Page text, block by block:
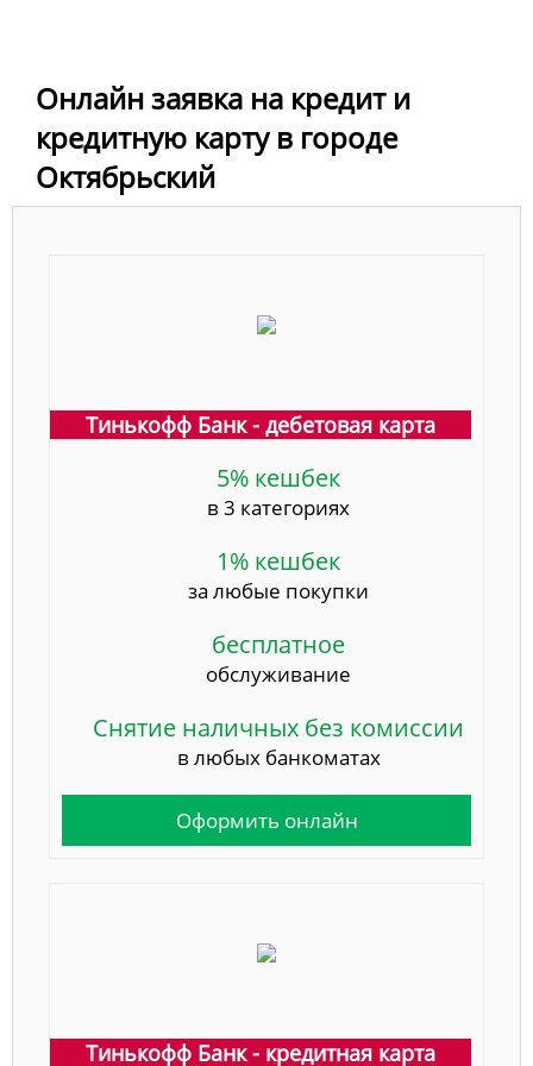
Онлайн заявка на кредит и
кредитную карту в городе
Октябрьский
Тинькофф Банк - дебетовая карта
5% кешбек
в 3 категориях
1% кешбек
за любые покупки
бесплатное
обслуживание
Снятие наличных без комиссии
в любых банкоматах
Оформить онлайн
Тинькофф Банк - кредитная карта